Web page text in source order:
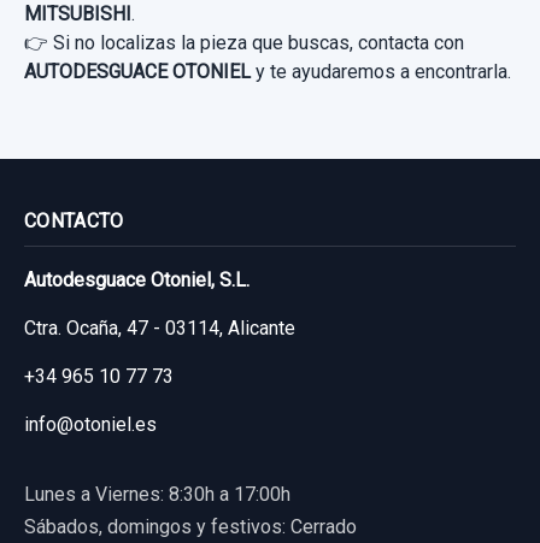
CONMUTADOR DE ARRANQUE 337860
MITSUBISHI MONTERO (V60/V70) 3.2 DI-D
Garantía 1 año
26,44 €
BRAZO SUSPENSION SUPERIOR
MITSUBISHI.
👉 Si no localizas la pieza que buscas, contacta con
AUTODESGUACE OTONIELy te ayudaremos a encontrarla.
CONTACTO
Autodesguace Otoniel, S.L.
Ctra. Ocaña, 47 - 03114, Alicante
+34 965 10 77 73
info@otoniel.es
Lunes a Viernes: 8:30h a 17:00h
Sábados, domingos y festivos: Cerrado